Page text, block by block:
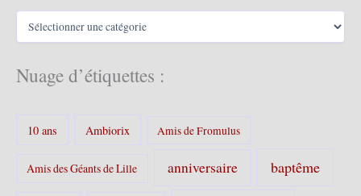
s
C
é
g
Nuage d’étiquettes :
10 ans Ambiorix Amis de Fromulus
Amis des Géants de Lille anniversaire baptême